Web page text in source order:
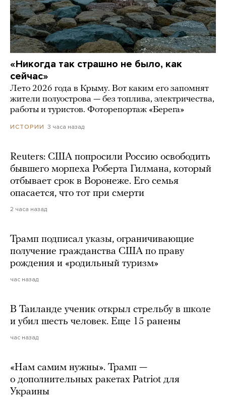
«Никогда так страшно не было, как
сейчас»
Лето 2026 года в Крыму. Вот каким его запомнят
жители полуострова — без топлива, электричества,
работы и туристов. Фоторепортаж «Берега»
ИСТОРИИ 3 часа назад
Reuters: США попросили Россию освободить
бывшего морпеха Роберта Гилмана, который
отбывает срок в Воронеже. Его семья
опасается, что тот при смерти
2 часа назад
Трамп подписал указы, ограничивающие
получение гражданства США по праву
рождения и «родильный туризм»
час назад
В Таиланде ученик открыл стрельбу в школе
и убил шесть человек. Еще 15 ранены
час назад
«Нам самим нужны». Трамп —
о дополнительных ракетах Patriot для
Украины